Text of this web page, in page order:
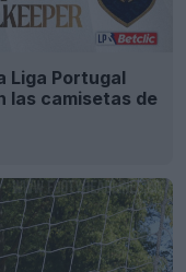
Liga Portugal
las camisetas de